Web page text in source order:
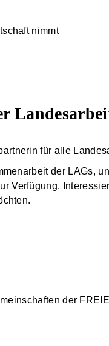
nimmt
für alle
der LAGs,
Verfügung.
der